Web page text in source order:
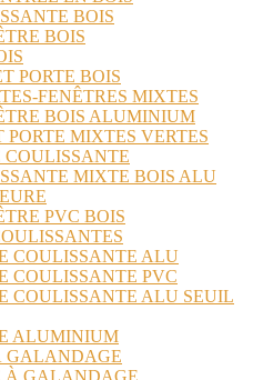
BOIS
BOIS
PORTE BOIS
FENÊTRES MIXTES
BOIS ALUMINIUM
PORTE MIXTES VERTES
MIXTE BOIS ALU
PVC BOIS
COULISSANTE ALU
COULISSANTE PVC
COULISSANTE ALU SEUIL
ALUMINIUM
GALANDAGE